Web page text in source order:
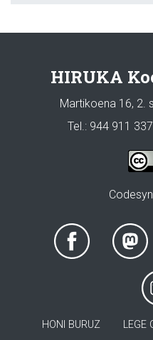
HIRUKA
Martikoena 16, 2.
Tel.: 944 911
HONI BURUZ LEGE